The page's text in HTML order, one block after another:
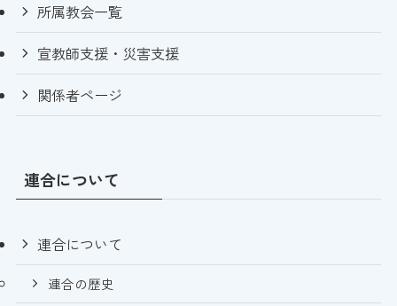
所属教会一覧
宣教師支援・災害支援
関係者ページ
連合について
連合について
連合の歴史